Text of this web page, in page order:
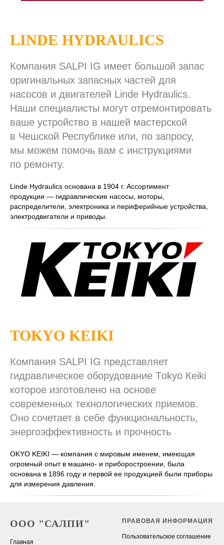
LINDE HYDRAULICS
Компания SALPI IG имеет большой запас
оригинальных запасных частей для
насосов и двигателей Linde Hydraulics.
Наши специалисты могут отремонтировать
ваше устройство в нашей мастерской
в Чешской Республике или, по запросу,
мы можем помочь вам с инструкциями
по ремонту.
Linde Hydraulics основана в 1904 г. Ассортимент
продукции — гидравлические насосы, моторы,
распределители, электроника и периферийные устройства,
электродвигатели и приводы.
TOKYO KEIKI
Компания SALPI IG представляет
гидравлическое оборудование Тokyo Кeiki
которое изготовлено на основе
современных технологических приемов.
Оно сочетает в себе функциональность,
энергоэффективность и прочность
OKYO KEIKI — компания с мировым именем, имеющая
огромный опыт в машино- и приборостроении, была
основана в 1896 году и первой ее продукцией были приборы
для измерения давления.
ООО "САЛПИ"
Главная
ПРАВОВАЯ ИНФОРМАЦИЯ
Пользовательское соглашение